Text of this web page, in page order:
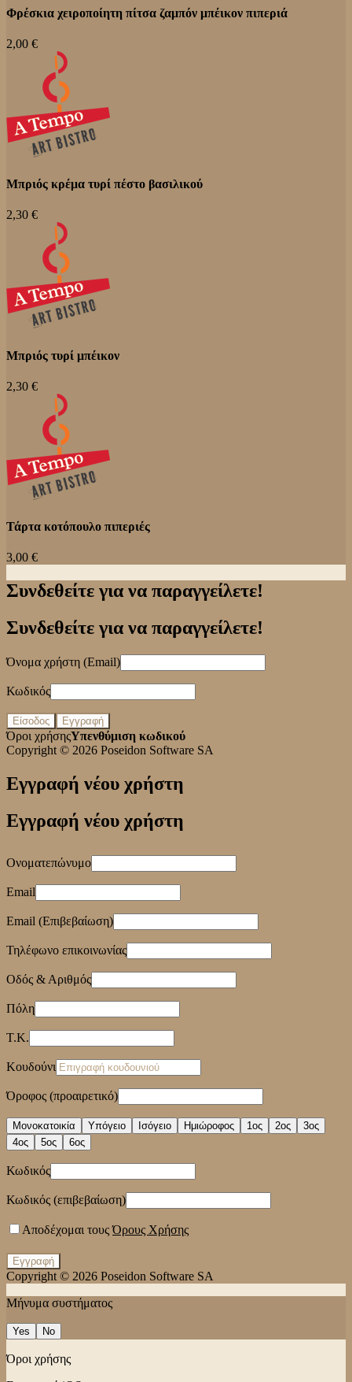
Φρέσκια χειροποίητη πίτσα ζαμπόν μπέικον πιπεριά
2,00 €
Μπριός κρέμα τυρί πέστο βασιλικού
2,30 €
Μπριός τυρί μπέικον
2,30 €
Τάρτα κοτόπουλο πιπεριές
3,00 €
Συνδεθείτε για να παραγγείλετε!
Συνδεθείτε για να παραγγείλετε!
Όνομα χρήστη (Email)
Κωδικός
Είσοδος Εγγραφή
Όροι χρήσηςΥπενθύμιση κωδικού
Copyright © 2026 Poseidon Software SA
Εγγραφή νέου χρήστη
Εγγραφή νέου χρήστη
Ονοματεπώνυμο
Email
Email (Επιβεβαίωση)
Τηλέφωνο επικοινωνίας
Οδός & Αριθμός
Πόλη
Τ.Κ.
Κουδούνι
Όροφος (προαιρετικό)
Μονοκατοικία Υπόγειο Ισόγειο Ημιώροφος 1ος 2ος
3ος
4ος
5ος 6ος
Κωδικός
Κωδικός (επιβεβαίωση)
Αποδέχομαι τουςΌρους Χρήσης
Εγγραφή
Copyright © 2026 Poseidon Software SA
Μήνυμα συστήματος
Yes No
Όροι χρήσης